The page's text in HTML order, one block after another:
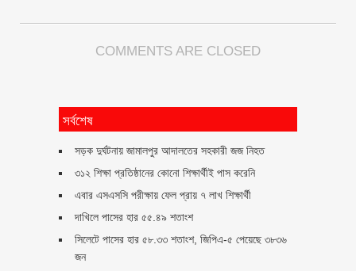
COMMENTS ARE CLOSED
সর্বশেষ
সড়ক দুর্ঘটনায় জামালপুর আদালতের সহকারী জজ নিহত
৩১২ শিক্ষা প্রতিষ্ঠানের কোনো শিক্ষার্থীই পাস করেনি
এবার এসএসসি পরীক্ষায় ফেল প্রায় ৭ লাখ শিক্ষার্থী
দাখিলে পাসের হার ৫৫.৪৯ শতাংশ
সিলেটে পাসের হার ৫৮.৩৩ শতাংশ, জিপিএ-৫ পেয়েছে ৩৮৩৬
জন